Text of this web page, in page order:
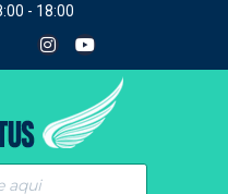
- 18:00